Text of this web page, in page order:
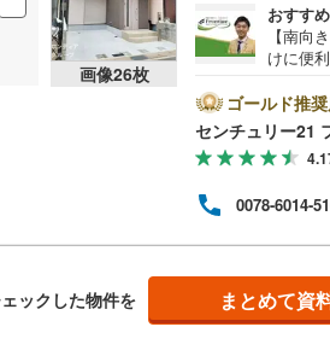
画像26枚
おすす
【南向
けに便
距離も
広くお
いた住
隣には
岡第三
イナン
る売却
なるよ
も弊社
ゴールド推
センチュリー21
0078-6014-
ックした物件を まとめて資
バルコニー、庭
ウッドデッ
収納
（0）
販売、価格、
即入居可能